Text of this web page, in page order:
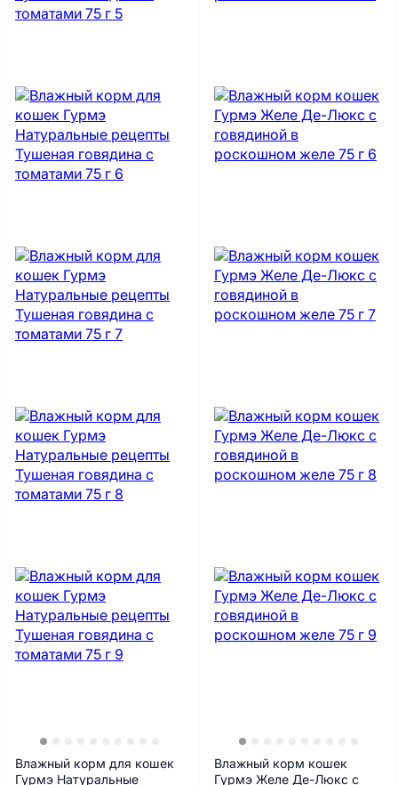
Влажный корм для кошек
Гурмэ Натуральные
Влажный корм кошек
Гурмэ Желе Де-Люкс с